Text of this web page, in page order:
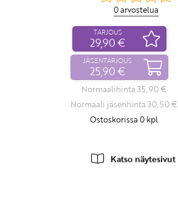
0 arvostelua
TARJOUS
29,90 €
JÄSENTARJOUS
25,90 €
Normaalihinta 35,90 €
Normaali jäsenhinta 30,50 €
Ostoskorissa 0 kpl
Katso näytesivut